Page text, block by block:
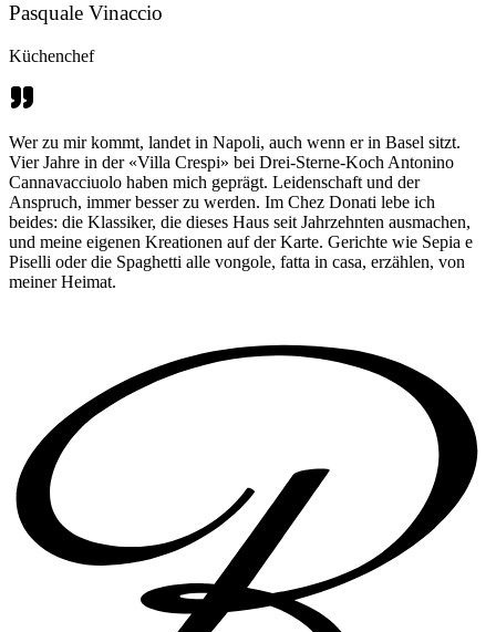
Pasquale Vinaccio
Küchenchef
Wer zu mir kommt, landet in Napoli, auch wenn er in Basel sitzt.
Vier Jahre in der «Villa Crespi» bei Drei-Sterne-Koch Antonino
Cannavacciuolo haben mich geprägt. Leidenschaft und der
Anspruch, immer besser zu werden. Im Chez Donati lebe ich
beides: die Klassiker, die dieses Haus seit Jahrzehnten ausmachen,
und meine eigenen Kreationen auf der Karte. Gerichte wie Sepia e
Piselli oder die Spaghetti alle vongole, fatta in casa, erzählen, von
meiner Heimat.